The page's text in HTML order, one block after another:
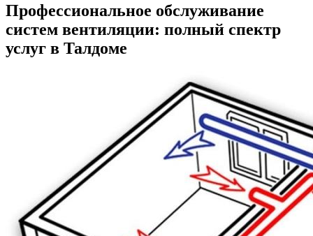
Профессиональное обслуживание
систем вентиляции: полный спектр
услуг в Талдоме